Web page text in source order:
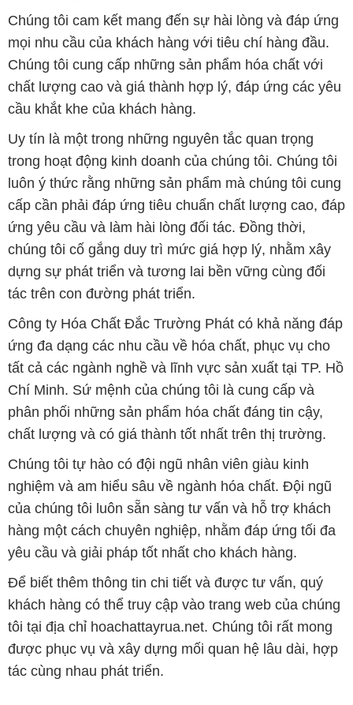
Chúng tôi cam kết mang đến sự hài lòng và đáp ứng
mọi nhu cầu của khách hàng với tiêu chí hàng đầu.
Chúng tôi cung cấp những sản phẩm hóa chất với
chất lượng cao và giá thành hợp lý, đáp ứng các yêu
cầu khắt khe của khách hàng.
Uy tín là một trong những nguyên tắc quan trọng
trong hoạt động kinh doanh của chúng tôi. Chúng tôi
luôn ý thức rằng những sản phẩm mà chúng tôi cung
cấp cần phải đáp ứng tiêu chuẩn chất lượng cao, đáp
ứng yêu cầu và làm hài lòng đối tác. Đồng thời,
chúng tôi cố gắng duy trì mức giá hợp lý, nhằm xây
dựng sự phát triển và tương lai bền vững cùng đối
tác trên con đường phát triển.
Công ty Hóa Chất Đắc Trường Phát có khả năng đáp
ứng đa dạng các nhu cầu về hóa chất, phục vụ cho
tất cả các ngành nghề và lĩnh vực sản xuất tại TP. Hồ
Chí Minh. Sứ mệnh của chúng tôi là cung cấp và
phân phối những sản phẩm hóa chất đáng tin cậy,
chất lượng và có giá thành tốt nhất trên thị trường.
Chúng tôi tự hào có đội ngũ nhân viên giàu kinh
nghiệm và am hiểu sâu về ngành hóa chất. Đội ngũ
của chúng tôi luôn sẵn sàng tư vấn và hỗ trợ khách
hàng một cách chuyên nghiệp, nhằm đáp ứng tối đa
yêu cầu và giải pháp tốt nhất cho khách hàng.
Để biết thêm thông tin chi tiết và được tư vấn, quý
khách hàng có thể truy cập vào trang web của chúng
tôi tại địa chỉ hoachattayrua.net. Chúng tôi rất mong
được phục vụ và xây dựng mối quan hệ lâu dài, hợp
tác cùng nhau phát triển.